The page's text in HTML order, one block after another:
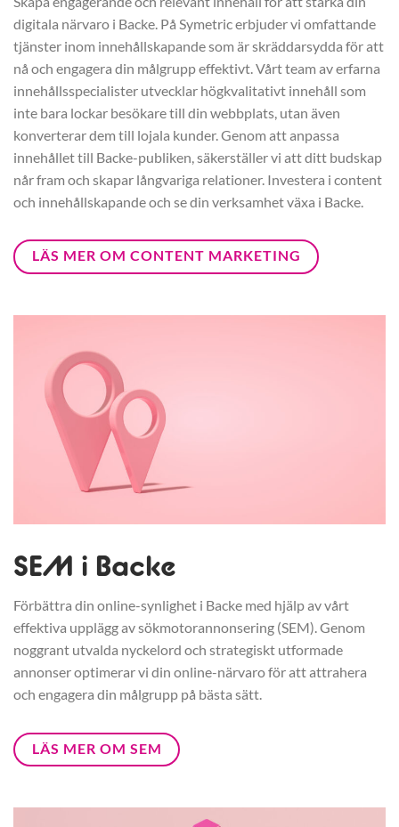
digitala närvaro i Backe. På Symetric erbjuder vi omfattande
tjänster inom innehållskapande som är skräddarsydda för att
nå och engagera din målgrupp effektivt. Vårt team av erfarna
innehållsspecialister utvecklar högkvalitativt innehåll som
inte bara lockar besökare till din webbplats, utan även
konverterar dem till lojala kunder. Genom att anpassa
innehållet till Backe-publiken, säkerställer vi att ditt budskap
når fram och skapar långvariga relationer. Investera i content
och innehållskapande och se din verksamhet växa i Backe.
LÄS MER OM CONTENT MARKETING
SEM i Backe
Förbättra din online-synlighet i Backe med hjälp av vårt
effektiva upplägg av sökmotorannonsering (SEM). Genom
noggrant utvalda nyckelord och strategiskt utformade
annonser optimerar vi din online-närvaro för att attrahera
och engagera din målgrupp på bästa sätt.
LÄS MER OM SEM